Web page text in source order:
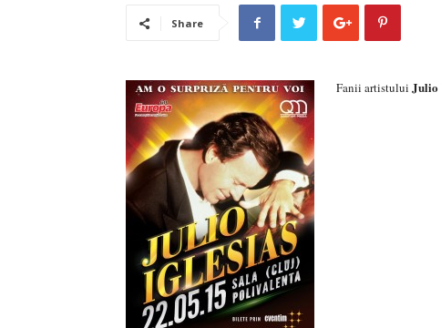
Share
Fanii artistului Julio